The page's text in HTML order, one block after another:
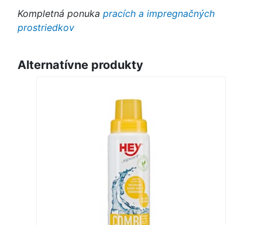
Kompletná ponuka pracích a impregnačných
prostriedkov
Alternatívne produkty